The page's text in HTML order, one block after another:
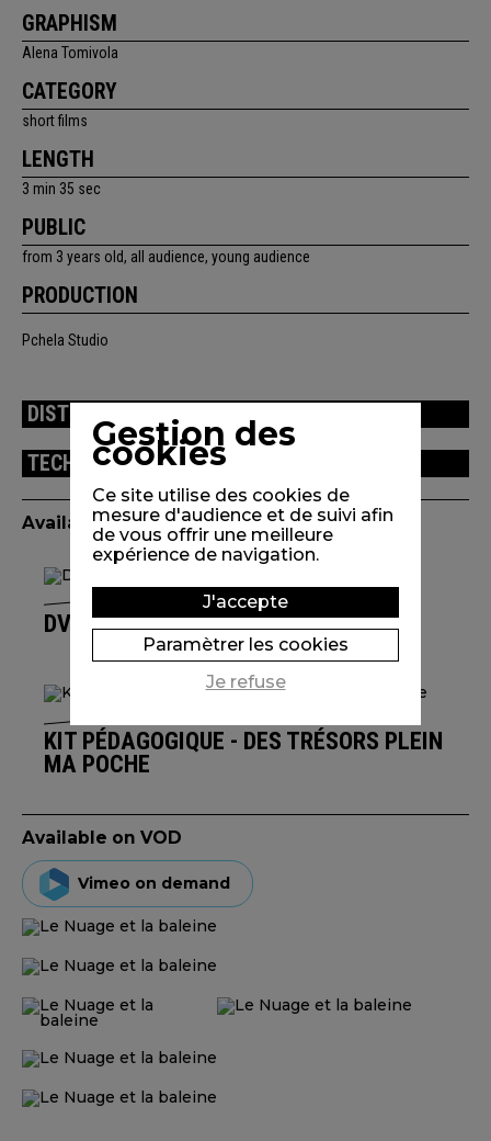
GRAPHISM
Alena Tomivola
CATEGORY
short films
LENGTH
3 min 35 sec
PUBLIC
from 3 years old, all audience, young audience
PRODUCTION
Pchela Studio
DISTRIBUTION
TECHNICAL INFORMATION
Available edition(s)
DVD DES TRÉSORS PLEIN MA POCHE
KIT PÉDAGOGIQUE - DES TRÉSORS PLEIN
MA POCHE
Available on VOD
Vimeo on demand
Gestion des
cookies
Ce site utilise des cookies de
mesure d'audience et de suivi afin
de vous offrir une meilleure
expérience de navigation.
J'accepte
Paramètrer les cookies
Je refuse